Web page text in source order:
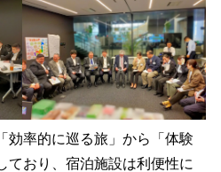
効率的に巡る旅」から「体験
ており、宿泊施設は利便性に